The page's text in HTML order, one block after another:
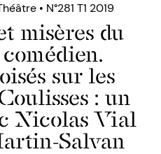
• N°281 T1 2019
misères du
sur les
: un
Nicolas Vial
Salvan